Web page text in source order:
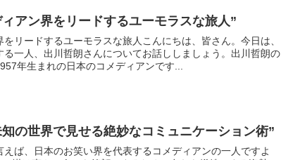
アン界をリードするユーモラスな旅人”
リードするユーモラスな旅人こんにちは、皆さん。今日は、
一人、出川哲朗さんについてお話ししましょう。出川哲朗の
年生まれの日本のコメディアンです...
の世界で見せる絶妙なコミュニケーション術”
ば、日本のお笑い界を代表するコメディアンの一人ですよ